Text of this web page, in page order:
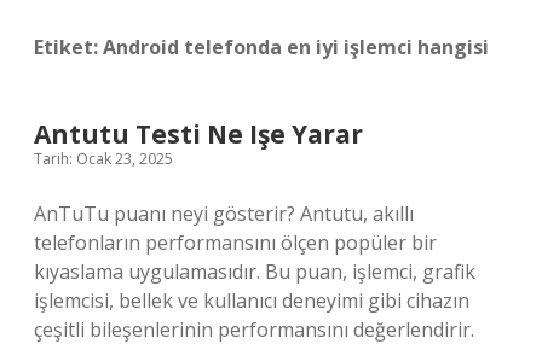
Etiket:Android telefonda en iyi işlemci hangisi
Antutu Testi Ne Işe Yarar
Tarih: Ocak 23, 2025
AnTuTu puanı neyi gösterir? Antutu, akıllı
telefonların performansını ölçen popüler bir
kıyaslama uygulamasıdır. Bu puan, işlemci, grafik
işlemcisi, bellek ve kullanıcı deneyimi gibi cihazın
çeşitli bileşenlerinin performansını değerlendirir.